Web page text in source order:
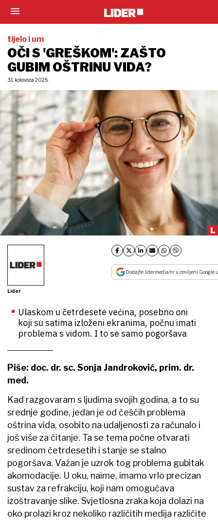
tijelo i um
OČI S 'GREŠKOM': ZAŠTO
GUBIM OŠTRINU VIDA?
31. kolovoza 2025.
Lider
Dodajte lidermedia.hr u omiljeni Google
Ulaskom u četrdesete većina, posebno oni
koji su satima izloženi ekranima, počnu imati
problema s vidom. I to se samo pogoršava
Piše: doc. dr. sc. Sonja Jandroković, prim. dr.
med.
Kad razgovaram s ljudima svojih godina, a to su
srednje godine, jedan je od češćih problema
oštrina vida, osobito na udaljenosti za računalo i
još više za čitanje. Ta se tema počne otvarati
sredinom četrdesetih i stanje se stalno
pogoršava. Važan je uzrok tog problema gubitak
akomodacije. U oku, naime, imamo vrlo precizan
sustav za refrakciju, koji nam omogućava
izoštravanje slike. Svjetlosna zraka koja dolazi na
oko prolazi kroz nekoliko različitih medija različite